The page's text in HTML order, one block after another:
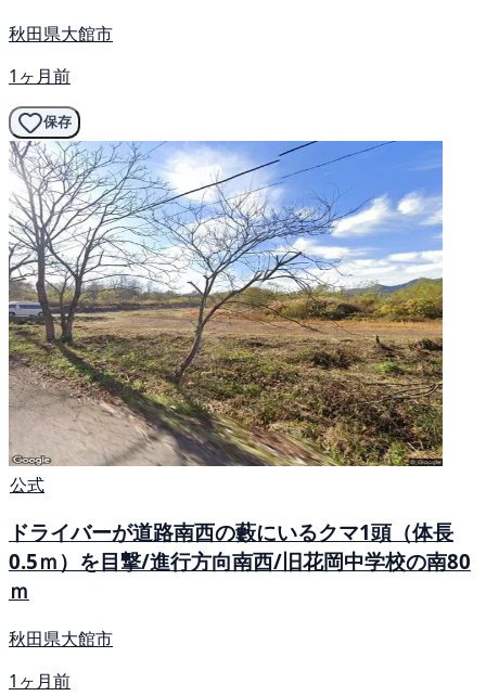
秋田県大館市
1ヶ月前
保存
公式
ドライバーが道路南西の藪にいるクマ1頭（体長
0.5ｍ）を目撃/進行方向南西/旧花岡中学校の南80
ｍ
秋田県大館市
1ヶ月前